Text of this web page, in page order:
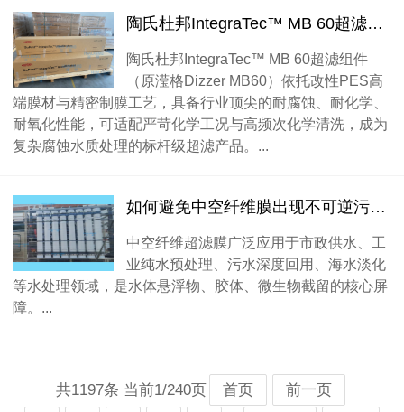
陶氏杜邦IntegraTec™ MB 60超滤组件有耐腐蚀性能？
陶氏杜邦IntegraTec™ MB 60超滤组件
（原滢格Dizzer MB60）依托改性PES高
端膜材与精密制膜工艺，具备行业顶尖的耐腐蚀、耐化学、
耐氧化性能，可适配严苛化学工况与高频次化学清洗，成为
复杂腐蚀水质处理的标杆级超滤产品。...
如何避免中空纤维膜出现不可逆污染？
中空纤维超滤膜广泛应用于市政供水、工
业纯水预处理、污水深度回用、海水淡化
等水处理领域，是水体悬浮物、胶体、微生物截留的核心屏
障。...
共1197条 当前1/240页 首页
前一页